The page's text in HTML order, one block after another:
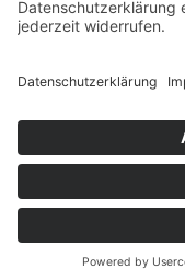
© Stadtmühle
und Mühlenprodukte ·
Alle Preise inkl. der
Die durchgestrichenen